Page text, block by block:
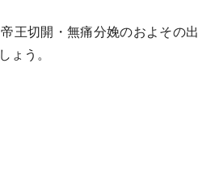
王切開・無痛分娩のおよその出
ょう。